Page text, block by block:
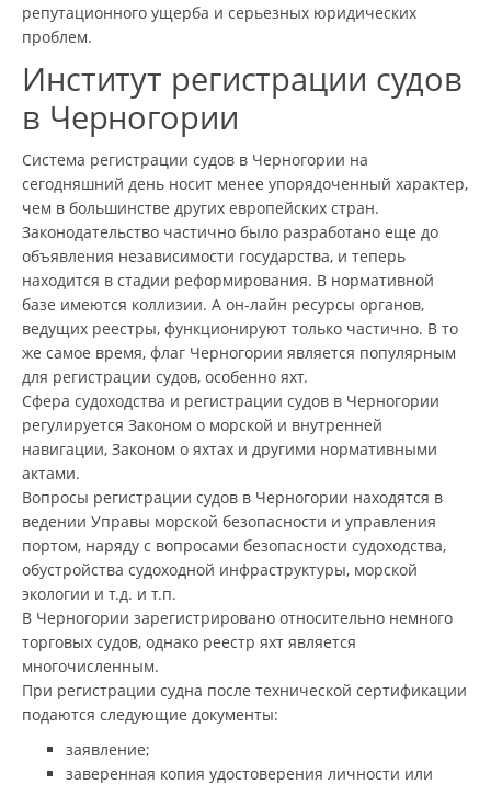
репутационного ущерба и серьезных юридических
проблем.
Институт регистрации судов
в Черногории
Система регистрации судов в Черногории на
сегодняшний день носит менее упорядоченный характер,
чем в большинстве других европейских стран.
Законодательство частично было разработано еще до
объявления независимости государства, и теперь
находится в стадии реформирования. В нормативной
базе имеются коллизии. А он-лайн ресурсы органов,
ведущих реестры, функционируют только частично. В то
же самое время, флаг Черногории является популярным
для регистрации судов, особенно яхт.
Сфера судоходства и регистрации судов в Черногории
регулируется Законом о морской и внутренней
навигации, Законом о яхтах и другими нормативными
актами.
Вопросы регистрации судов в Черногории находятся в
ведении Управы морской безопасности и управления
портом, наряду с вопросами безопасности судоходства,
обустройства судоходной инфраструктуры, морской
экологии и т.д. и т.п.
В Черногории зарегистрировано относительно немного
торговых судов, однако реестр яхт является
многочисленным.
При регистрации судна после технической сертификации
подаются следующие документы:
заявление;
заверенная копия удостоверения личности или